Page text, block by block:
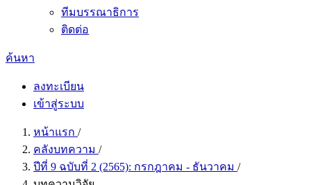
ทีมบรรณาธิการ
ติดต่อ
ค้นหา
ลงทะเบียน
เข้าสู่ระบบ
หน้าแรก /
คลังบทความ /
ปีที่ 9 ฉบับที่ 2 (2565): กรกฎาคม - ธันวาคม /